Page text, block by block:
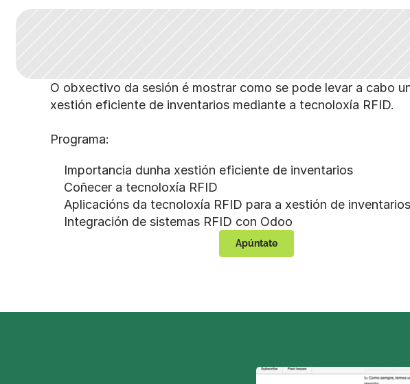
O obxectivo da sesión é mostrar como se pode levar a cabo
xestión eficiente de inventarios mediante a tecnoloxía RFID.
Programa:
Importancia dunha xestión eficiente de inventarios
Coñecer a tecnoloxía RFID
Aplicacións da tecnoloxía RFID para a xestión de inventarios
Integración de sistemas RFID con Odoo
Apúntate